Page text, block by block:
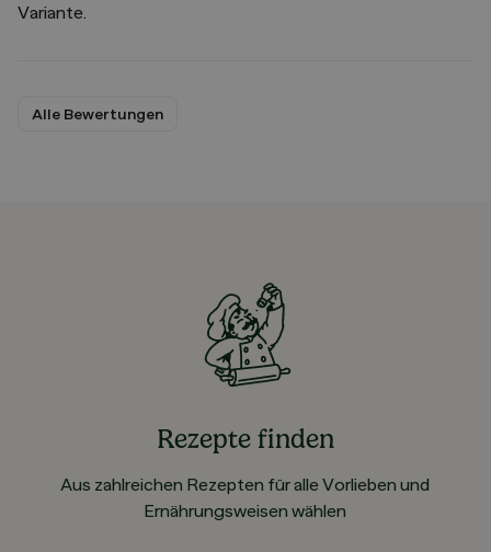
Variante.
Alle Bewertungen
Rezepte finden
Aus zahlreichen Rezepten für alle Vorlieben und
Ernährungsweisen wählen